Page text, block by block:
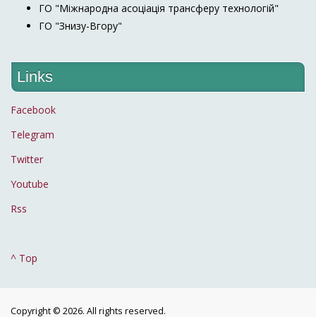
ГО "Міжнародна асоціація трансферу технологій"
ГО "Знизу-Вгору"
Links
Facebook
Telegram
Twitter
Youtube
Rss
^ Top
Copyright © 2026. All rights reserved.